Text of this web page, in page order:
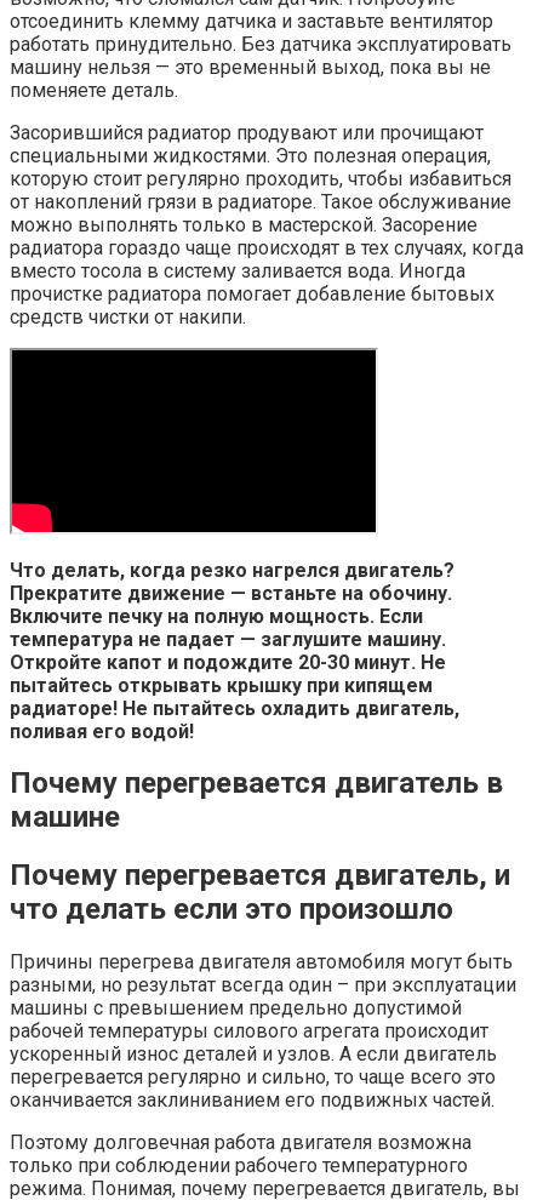
отсоединить клемму датчика и заставьте вентилятор
работать принудительно. Без датчика эксплуатировать
машину нельзя — это временный выход, пока вы не
поменяете деталь.
Засорившийся радиатор продувают или прочищают
специальными жидкостями. Это полезная операция,
которую стоит регулярно проходить, чтобы избавиться
от накоплений грязи в радиаторе. Такое обслуживание
можно выполнять только в мастерской. Засорение
радиатора гораздо чаще происходят в тех случаях, когда
вместо тосола в систему заливается вода. Иногда
прочистке радиатора помогает добавление бытовых
средств чистки от накипи.
Что делать, когда резко нагрелся двигатель?
Прекратите движение — встаньте на обочину.
Включите печку на полную мощность. Если
температура не падает — заглушите машину.
Откройте капот и подождите 20-30 минут. Не
пытайтесь открывать крышку при кипящем
радиаторе! Не пытайтесь охладить двигатель,
поливая его водой!
Почему перегревается двигатель в
машине
Почему перегревается двигатель, и
что делать если это произошло
Причины перегрева двигателя автомобиля могут быть
разными, но результат всегда один – при эксплуатации
машины с превышением предельно допустимой
рабочей температуры силового агрегата происходит
ускоренный износ деталей и узлов. А если двигатель
перегревается регулярно и сильно, то чаще всего это
оканчивается заклиниванием его подвижных частей.
Поэтому долговечная работа двигателя возможна
только при соблюдении рабочего температурного
режима. Понимая, почему перегревается двигатель, вы